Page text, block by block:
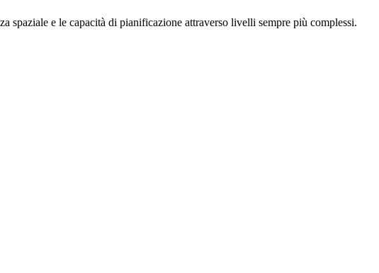
e le capacità di pianificazione attraverso livelli sempre più complessi.